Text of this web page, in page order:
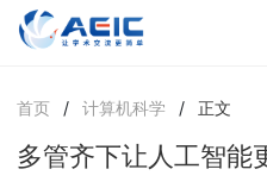
首页 / 计算机科学 / 正文
多管齐下让人工智能